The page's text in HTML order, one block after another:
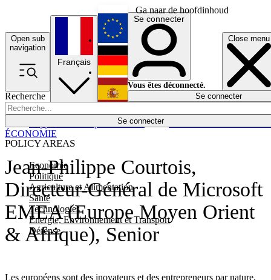
Ga naar de hoofdinhoud
Open sub
navigation
Close menu
Recherche
Se connecter
POLICY AREAS
Economie
Politique
Agriculture et Alimentation
Santé
Technologies
Energie, Environnement et Transport
Défense
Économie
Français
English
Deutsch
Español
Se connecter
Vous êtes déconnecté.
Se connecter
Jean-Philippe Courtois,
Directeur-Général de Microsoft
EMEA (Europe Moyen Orient
& Afrique), Senior
Les européens sont des inovateurs et des entrepreneurs par nature,
ÉCONOMIE